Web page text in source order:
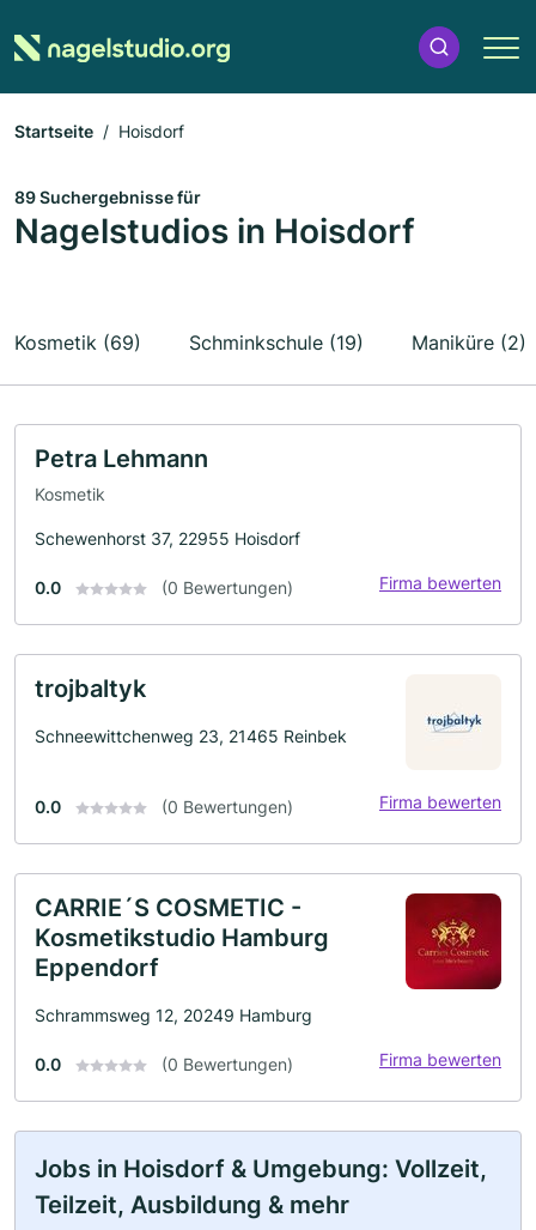
Startseite Hoisdorf
89 Suchergebnisse für
Nagelstudios in Hoisdorf
Kosmetik (69) Schminkschule (19) Maniküre (2)
Petra Lehmann
Kosmetik
Schewenhorst 37, 22955 Hoisdorf
0.0 (0 Bewertungen) Firma bewerten
trojbaltyk
Schneewittchenweg 23, 21465 Reinbek
0.0 (0 Bewertungen) Firma bewerten
CARRIE´S COSMETIC -
Kosmetikstudio Hamburg
Eppendorf
Schrammsweg 12, 20249 Hamburg
0.0 (0 Bewertungen) Firma bewerten
Jobs in Hoisdorf & Umgebung: Vollzeit,
Teilzeit, Ausbildung & mehr